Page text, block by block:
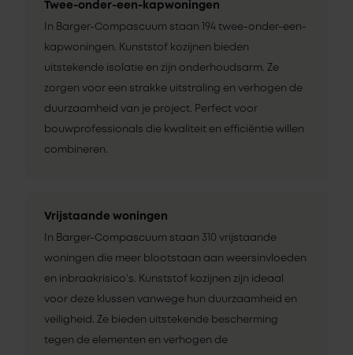
Twee-onder-een-kapwoningen
In Barger-Compascuum staan 194 twee-onder-een-
kapwoningen. Kunststof kozijnen bieden
uitstekende isolatie en zijn onderhoudsarm. Ze
zorgen voor een strakke uitstraling en verhogen de
duurzaamheid van je project. Perfect voor
bouwprofessionals die kwaliteit en efficiëntie willen
combineren.
Vrijstaande woningen
In Barger-Compascuum staan 310 vrijstaande
woningen die meer blootstaan aan weersinvloeden
en inbraakrisico’s. Kunststof kozijnen zijn ideaal
voor deze klussen vanwege hun duurzaamheid en
veiligheid. Ze bieden uitstekende bescherming
tegen de elementen en verhogen de